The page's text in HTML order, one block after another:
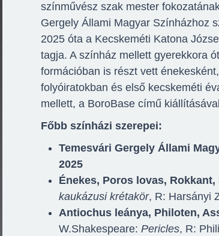
színművész szak mester
Gergely Állami Magyar Színházhoz
2025 óta a Kecskeméti Katona
tagja. A színház mellett gyerekkora
formációban is részt vett
folyóiratokban és első kecskeméti
mellett, a BoroBase című
Főbb színházi szerepei:
Temesvári Gergely Állami
2025
Énekes, Poros lovas, Rokkant,
kaukázusi krétakör, R: Harsányi
Antiochus leánya, Philoten,
W.Shakespeare: Pericles, R: